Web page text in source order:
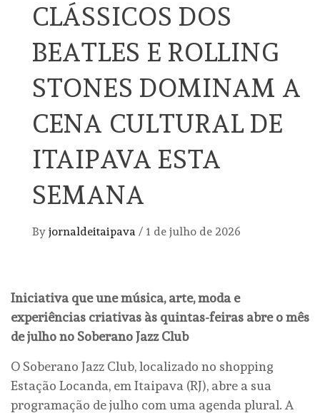
CLÁSSICOS DOS
BEATLES E ROLLING
STONES DOMINAM A
CENA CULTURAL DE
ITAIPAVA ESTA
SEMANA
By jornaldeitaipava / 1 de julho de 2026
Iniciativa que une música, arte, moda e
experiências criativas às quintas-feiras abre o mês
de julho no Soberano Jazz Club
O Soberano Jazz Club, localizado no shopping
Estação Locanda, em Itaipava (RJ), abre a sua
programação de julho com uma agenda plural. A